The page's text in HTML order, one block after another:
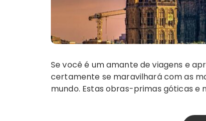
Se você é um amante de viagens e
certamente se maravilhará com as
mundo. Estas obras-primas góticas e